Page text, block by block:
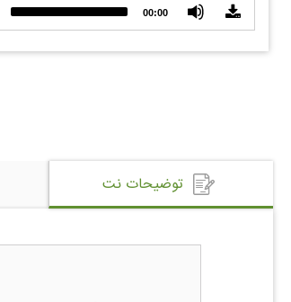
Audio
Player
00:00
توضیحات نت